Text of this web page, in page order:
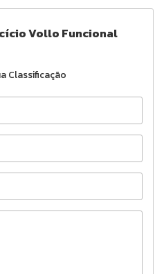
Vollo Funcional
Classificação